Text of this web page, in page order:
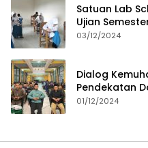
Satuan Lab
Ujian
Proses
03/12/2024
Dialog
Pendekatan
01/12/2024